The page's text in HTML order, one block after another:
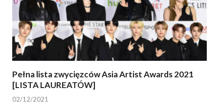
Pełna lista zwycięzców Asia Artist Awards 2021
[LISTA LAUREATÓW]
02/12/2021